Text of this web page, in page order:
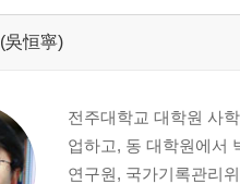
(吳恒寧)
전주대학교 대학원 사
업하고, 동 대학원에서
연구원, 국가기록관리